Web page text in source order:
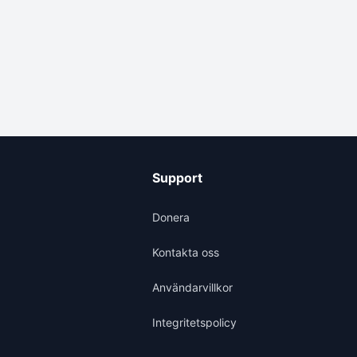
Support
Donera
Kontakta oss
Användarvillkor
Integritetspolicy